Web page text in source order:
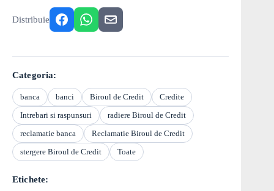
Distribuie
Categoria:
banca banci Biroul de Credit
Credite
Intrebari si raspunsuri
radiere Biroul de Credit
reclamatie banca
Reclamatie Biroul de Credit
stergere Biroul de Credit
Toate
Etichete: